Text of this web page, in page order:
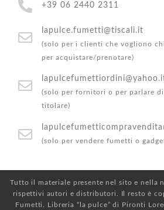
+39 06 2440 2311
lapulce.fumetti@tiscali.it
(solo per i clienti che vogliono
per acquistare/prenotare)
(solo per fornitori o per parlare
titolare)
(solo per vendere fumetti o
Tutto il materiale presente nel sito e nella
rispettivi autori e distributori. Il resto è
Fumetti. Libreria “la pulce” di Pironti